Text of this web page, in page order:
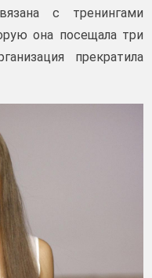
с тренингами
она посещала три
прекратила